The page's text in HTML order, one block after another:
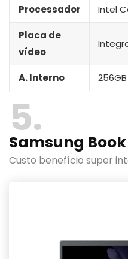
Processador Intel
Placa de
vídeo
A. Interno
5
Samsung Book
Custo benefício super